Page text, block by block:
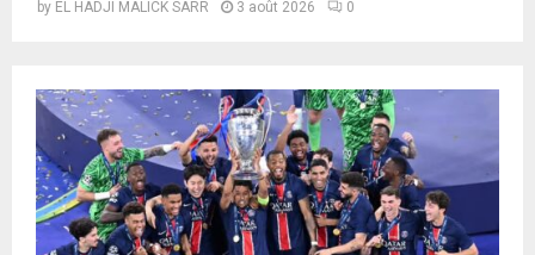
by EL HADJI MALICK SARR 3 août 2026 0